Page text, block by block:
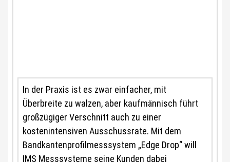
In der Praxis ist es zwar einfacher, mit
Überbreite zu walzen, aber kaufmännisch führt
großzügiger Verschnitt auch zu einer
kostenintensiven Ausschussrate. Mit dem
Bandkantenprofilmesssystem „Edge Drop“ will
IMS Messsysteme seine Kunden dabei